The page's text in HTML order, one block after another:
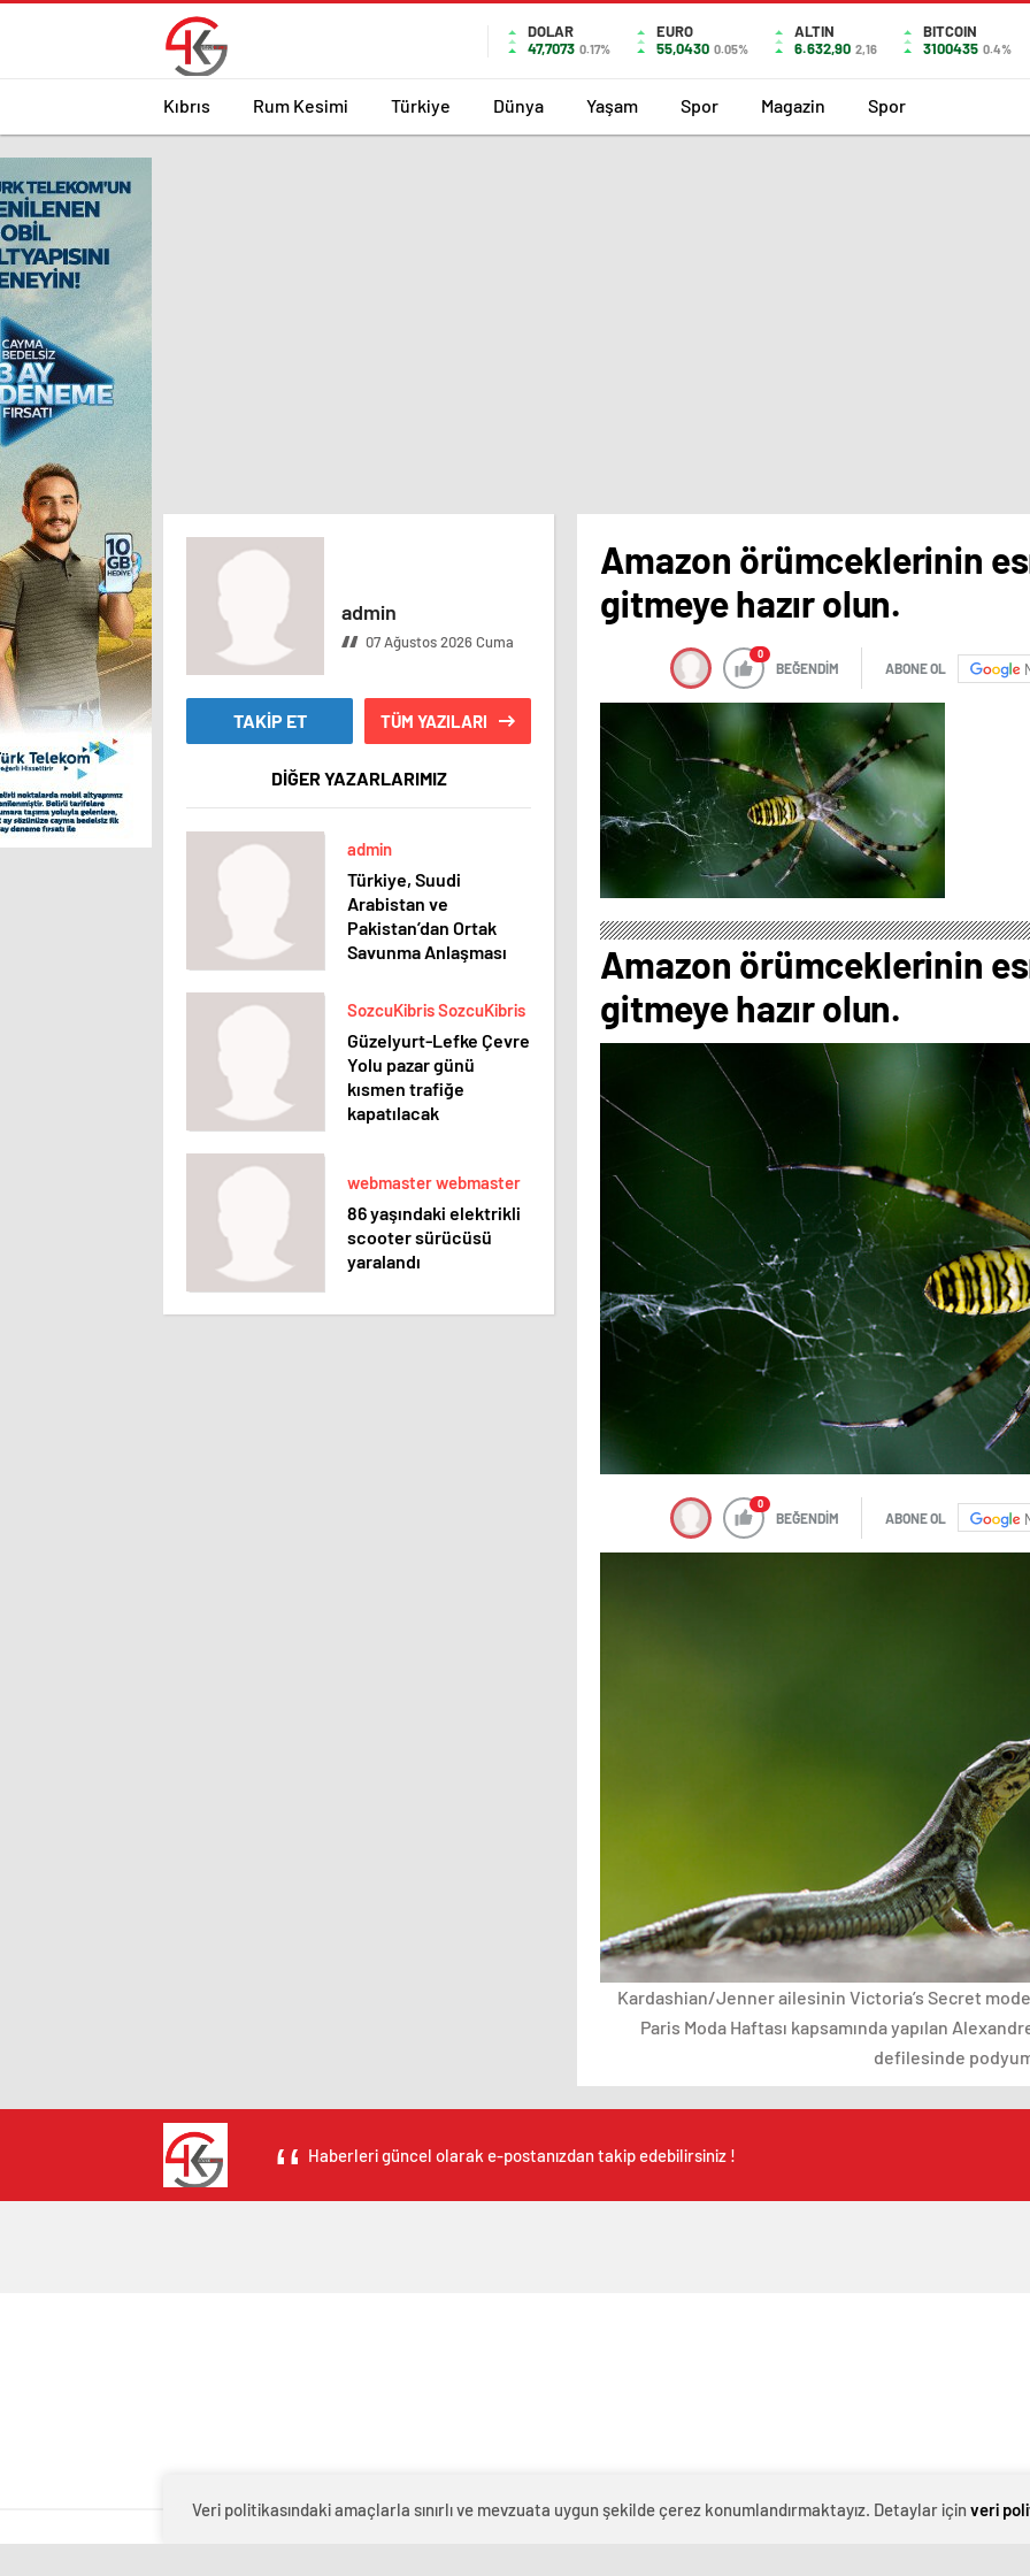
DOLAR
47,7073 0.17%
EURO
55,0430 0.05%
ALTIN
6.632,90 2,16
BITCOIN
3100435 0.4%
Kıbrıs Rum Kesimi Türkiye Dünya Yaşam Spor Magazin Spor
admin
07 Ağustos 2026 Cuma
TAKİP ET TÜM YAZILARI
DİĞER YAZARLARIMIZ
admin
Türkiye, Suudi
Arabistan ve
Pakistan’dan Ortak
Savunma Anlaşması
SozcuKibris SozcuKibris
Güzelyurt-Lefke Çevre
Yolu pazar günü
kısmen trafiğe
kapatılacak
webmaster webmaster
86 yaşındaki elektrikli
scooter sürücüsü
yaralandı
Amazon örümceklerinin
gitmeye hazır olun.
0
BEĞENDİM ABONE OL
Amazon örümceklerinin
gitmeye hazır olun.
0
BEĞENDİM ABONE OL
Kardashian/Jenner ailesinin Victoria’s Secret
Paris Moda Haftası kapsamında yapılan
defilesinde
Haberleri güncel olarak e-postanızdan takip edebilirsiniz !
Veri politikasındaki amaçlarla sınırlı ve mevzuata uygun şekilde çerez konumlandırmaktayız. Detaylar için veri